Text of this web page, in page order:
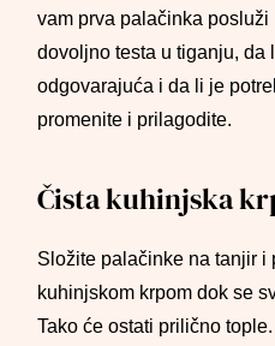
vam prva palačinka
dovoljno testa u tiganju, da
odgovarajuća i da li je
promenite i prilagodite.
Čista kuhinjska
Složite palačinke na tanjir i
kuhinjskom krpom dok se
Tako će ostati prilično